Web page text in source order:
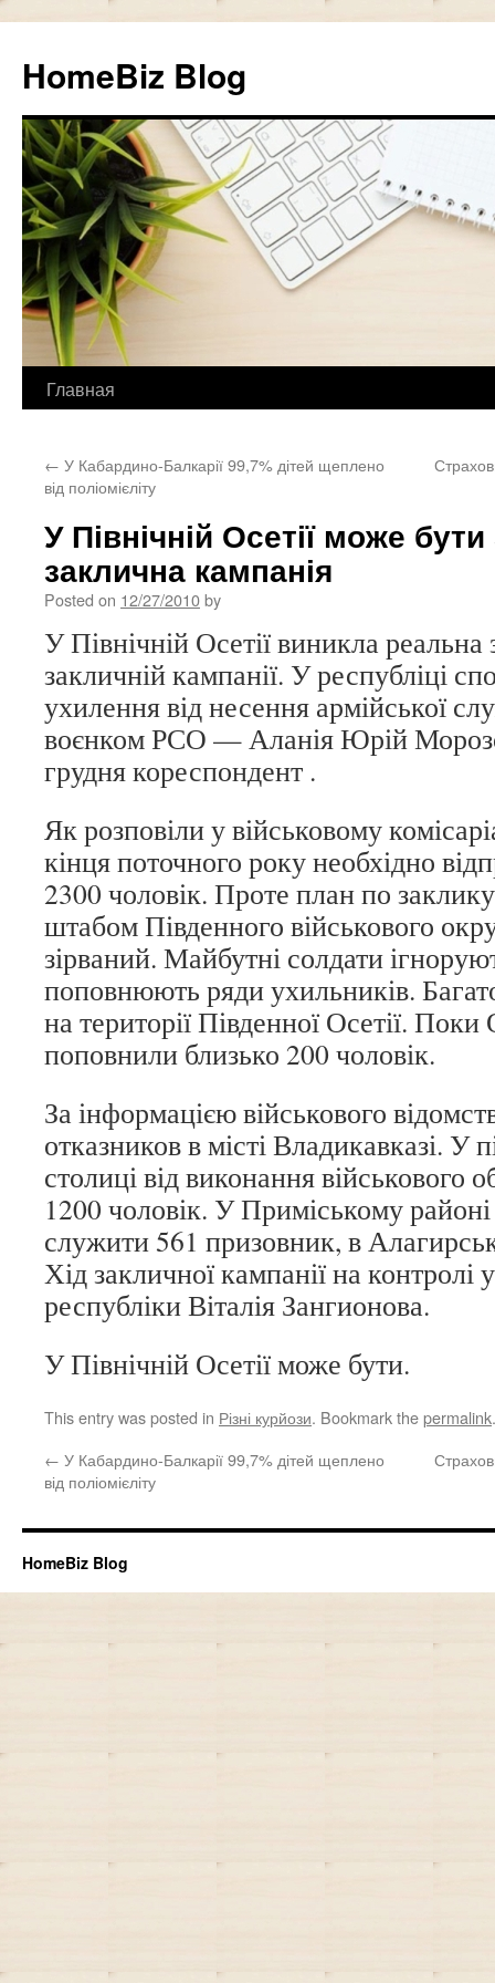
HomeBiz Blog
Skip
content
Главная
← У Кабардино-Балкарії 99,7% дітей щеплено
від поліомієліту
У Північній Осетії може бути
заклична кампанія
Posted on 12/27/2010by
У Північній Осетії виникла реальна
закличній кампанії. У республіці
ухилення від несення армійської
воєнком РСО — Аланія Юрій
грудня кореспондент .
Як розповіли у військовому
кінця поточного року необхідно
2300 чоловік. Проте план по
штабом Південного військового
зірваний. Майбутні солдати
поповнюють ряди ухильників.
на території Південної Осетії. Поки
поповнили близько 200 чоловік.
За інформацією військового
отказников в місті Владикавказі. У
столиці від виконання військового
1200 чоловік. У Приміському
служити 561 призовник, в
Хід закличної кампанії на контролі
республіки Віталія Зангионова.
У Північній Осетії може бути.
This entry was posted in Різні курйози. Bookmark thepermalink.
← У Кабардино-Балкарії 99,7% дітей щеплено
від поліомієліту
HomeBiz Blog